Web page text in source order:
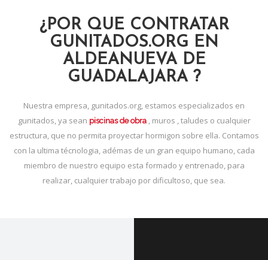
¿POR QUE CONTRATAR
GUNITADOS.ORG EN
ALDEANUEVA DE
GUADALAJARA ?
Nuestra empresa, gunitados.org, estamos especializados en
gunitados, ya sean piscinas de obra, muros , taludes o cualquier
estructura, que no permita proyectar hormigon sobre ella. Contamos
con la ultima técnologia, adémas de un gran equipo humano, cada
miembro de nuestro equipo esta formado y entrenado, para
realizar, cualquier trabajo por dificultoso, que sea.